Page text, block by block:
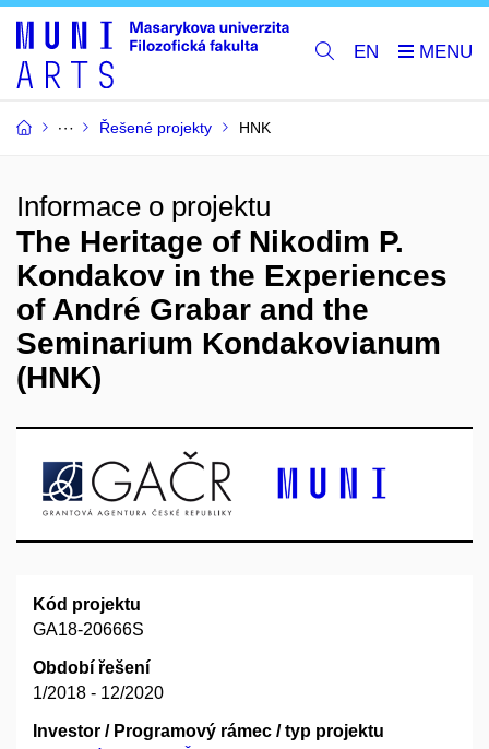
EN
Řešené projekty HNK
Informace o projektu
The Heritage of Nikodim P.
Kondakov in the Experiences
of André Grabar and the
Seminarium Kondakovianum
(HNK)
Kód projektu
GA18-20666S
Období řešení
1/2018 - 12/2020
Investor / Programový rámec / typ projektu